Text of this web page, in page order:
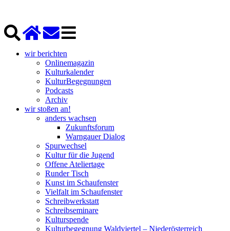
wir berichten
Onlinemagazin
Kulturkalender
KulturBegegnungen
Podcasts
Archiv
wir stoßen an!
anders wachsen
Zukunftsforum
Warngauer Dialog
Spurwechsel
Kultur für die Jugend
Offene Ateliertage
Runder Tisch
Kunst im Schaufenster
Vielfalt im Schaufenster
Schreibwerkstatt
Schreibseminare
Kulturspende
Kulturbegegnung Waldviertel – Niederösterreich